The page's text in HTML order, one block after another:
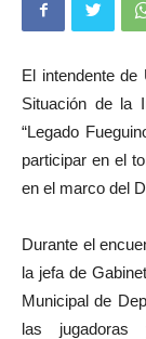
El intendente de
Situación de la
“Legado
participar en el
en el marco del
Durante el
la jefa de
Municipal de
las